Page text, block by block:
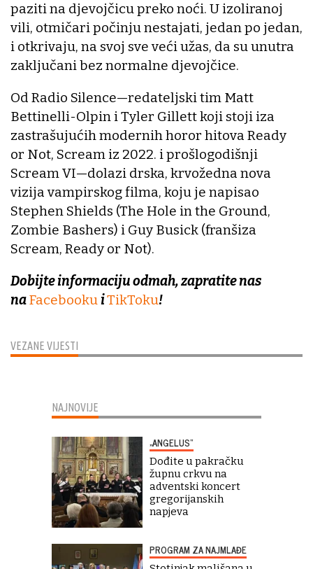
VEZANE VIJESTI
paziti na djevojčicu preko noći. U izoliranoj
vili, otmičari počinju nestajati, jedan po jedan,
i otkrivaju, na svoj sve veći užas, da su unutra
zaključani bez normalne djevojčice.
Od Radio Silence—redateljski tim Matt
Bettinelli-Olpin i Tyler Gillett koji stoji iza
zastrašujućih modernih horor hitova Ready
or Not, Scream iz 2022. i prošlogodišnji
Scream VI—dolazi drska, krvožedna nova
vizija vampirskog filma, koju je napisao
Stephen Shields (The Hole in the Ground,
Zombie Bashers) i Guy Busick (franšiza
Scream, Ready or Not).
Dobijte informaciju odmah, zapratite nas
naFacebookuiTikToku!
NAJNOVIJE
„ANGELUS“
Dođite u pakračku
župnu crkvu na
adventski koncert
gregorijanskih
napjeva
PROGRAM ZA NAJMLAĐE